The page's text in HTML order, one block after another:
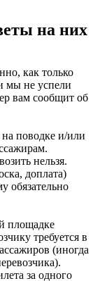
на них
как только
мы не успели
вам сообщит об
поводке и/или
нельзя.
доплата)
обязательно
площадке
требуется в
(иногда
за одного